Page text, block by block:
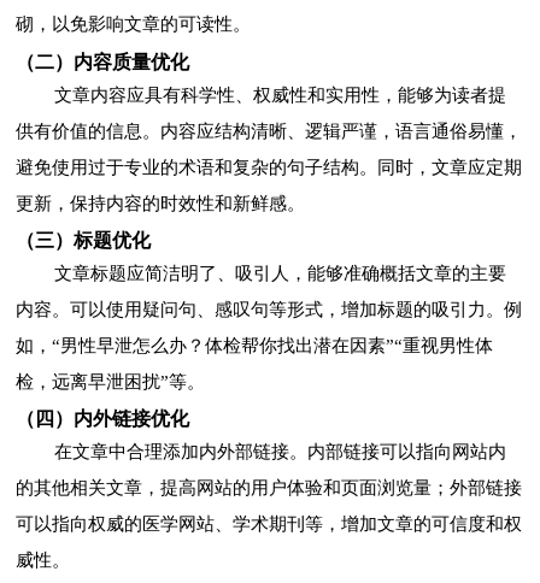
砌，以免影响文章的可读性。
（二）内容质量优化
文章内容应具有科学性、权威性和实用性，能够为读者提
供有价值的信息。内容应结构清晰、逻辑严谨，语言通俗易懂，
避免使用过于专业的术语和复杂的句子结构。同时，文章应定期
更新，保持内容的时效性和新鲜感。
（三）标题优化
文章标题应简洁明了、吸引人，能够准确概括文章的主要
内容。可以使用疑问句、感叹句等形式，增加标题的吸引力。例
如，“男性早泄怎么办？体检帮你找出潜在因素”“重视男性体
检，远离早泄困扰”等。
（四）内外链接优化
在文章中合理添加内外部链接。内部链接可以指向网站内
的其他相关文章，提高网站的用户体验和页面浏览量；外部链接
可以指向权威的医学网站、学术期刊等，增加文章的可信度和权
威性。